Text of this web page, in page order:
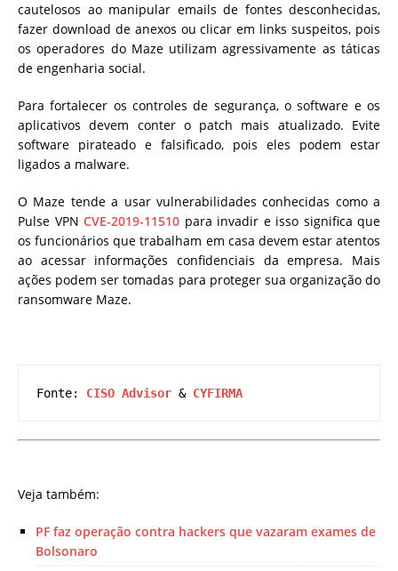
cautelosos ao manipular emails de fontes desconhecidas,
fazer download de anexos ou clicar em links suspeitos, pois
os operadores do Maze utilizam agressivamente as táticas
de engenharia social.
Para fortalecer os controles de segurança, o software e os
aplicativos devem conter o patch mais atualizado. Evite
software pirateado e falsificado, pois eles podem estar
ligados a malware.
O Maze tende a usar vulnerabilidades conhecidas como a
Pulse VPN CVE-2019-11510 para invadir e isso significa que
os funcionários que trabalham em casa devem estar atentos
ao acessar informações confidenciais da empresa. Mais
ações podem ser tomadas para proteger sua organização do
ransomware Maze.
Fonte: CISO Advisor & CYFIRMA
Veja também:
PF faz operação contra hackers que vazaram exames de
Bolsonaro